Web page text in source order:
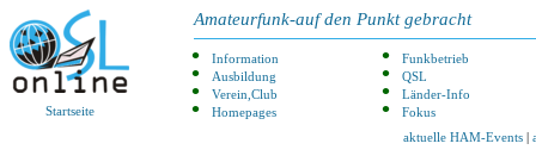
Startseite
Amateurfunk-auf den Punkt gebracht
Information
Funkbetrieb
Ausbildung
QSL
Verein,Club
Länder-Info
Homepages
Fokus
aktuelle HAM-Events